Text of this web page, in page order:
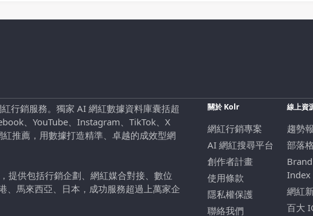
行銷服務。獨家 AI 網紅數據資料庫囊括超
、YouTube、Instagram、TikTok、X
推薦，用數據打造精準、卓越的成效型網
提供包括行銷企劃、網紅媒合對接、數位
、馬來西亞、日本，成功服務超過上萬家企
關於 Kolr
網紅行銷專案
AI 網紅搜尋平台
創作者計畫
使用條款
隱私權保護
聯絡我們
線上資
趨勢
部落格
Index
網紅
百大